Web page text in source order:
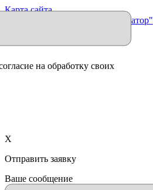
Карта сайта
Продвижение сайта "Иллюминатор"
на обработку своих
X
Отправить заявку
Ваше сообщение